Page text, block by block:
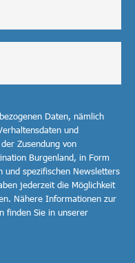
Daten, nämlich
und
Zusendung von
Burgenland, in Form
und spezifischen Newsletters
jederzeit die Möglichkeit
Nähere Informationen zur
finden Sie in unserer